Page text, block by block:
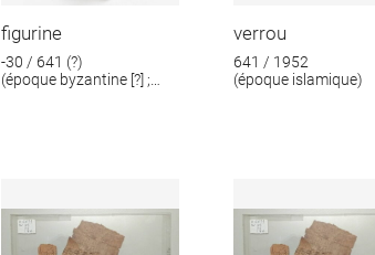
figurine
-30 / 641 (?)
(époque byzantine [?] ;
verrou
641 / 1952
(époque islamique)